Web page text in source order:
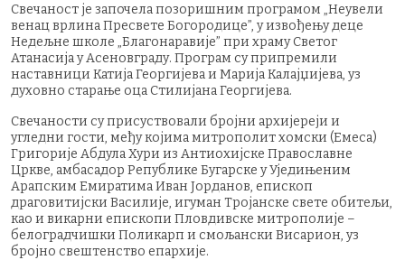
Свечаност је започела позоришним програмом „Неувели
венац врлина Пресвете Богородице”, у извођењу деце
Недeљне школе „Благонаравије” при храму Светог
Атанасија у Асеновграду. Програм су припремили
наставници Катија Георгијева и Марија Калајџијева, уз
духовно старање оца Стилијана Георгијева.
Свечаности су присуствовали бројни архијереји и
угледни гости, међу којима митрополит хомски (Емеса)
Григорије Абдула Хури из Антиохијске Православне
Цркве, амбасадор Републике Бугарске у Уједињеним
Арапским Емиратима Иван Јорданов, епископ
драговитијски Василије, игуман Тројанске свете обитељи,
као и викарни епископи Пловдивске митрополије –
белоградчишки Поликарп и смољански Висарион, уз
бројно свештенство епархије.